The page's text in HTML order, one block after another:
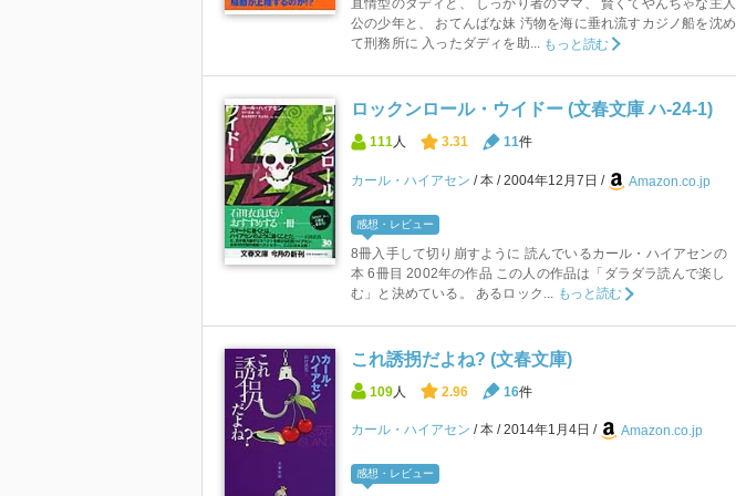
直情型のダディと、 しっかり者のママ、 賢くてやんちゃな主人
公の少年と、 おてんばな妹 汚物を海に垂れ流すカジノ船を沈め
て刑務所に 入ったダディを助... もっと読む
ロックンロール・ウイドー (文春文庫 ハ-24-1)
111 人 3.31 11件
カール・ハイアセン 本 2004年12月7日 Amazon.co.jp
感想・レビュー
8冊入手して切り崩すように 読んでいるカール・ハイアセンの
本 6冊目 2002年の作品 この人の作品は「ダラダラ読んで楽し
む」と決めている。 あるロック...
もっと読む
これ誘拐だよね? (文春文庫)
109 人 2.96 16件
カール・ハイアセン 本 2014年1月4日 Amazon.co.jp
感想・レビュー